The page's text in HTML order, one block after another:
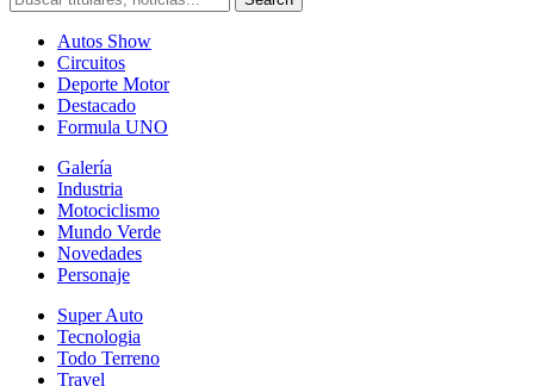
Autos Show
Circuitos
Deporte Motor
Destacado
Formula UNO
Galería
Industria
Motociclismo
Mundo Verde
Novedades
Personaje
Super Auto
Tecnologia
Todo Terreno
Travel